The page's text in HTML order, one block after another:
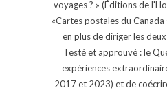
voyages ? » (Éditions de
«Cartes postales du
en plus de diriger les
Testé et approuvé : le
expériences
2017 et 2023) et de